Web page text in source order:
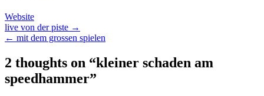
Website
Post
navigation
live von der piste →
← mit dem grossen spielen
2 thoughts on “kleiner schaden am
speedhammer”